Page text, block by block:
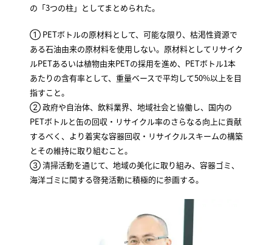
の「3つの柱」としてまとめられた。
① PETボトルの原材料として、可能な限り、枯渇性資源で
ある石油由来の原材料を使用しない。原材料としてリサイク
ルPETあるいは植物由来PETの採用を進め、PETボトル1本
あたりの含有率として、重量ベースで平均して50%以上を目
指すこと。
② 政府や自治体、飲料業界、地域社会と協働し、国内の
PETボトルと缶の回収・リサイクル率のさらなる向上に貢献
するべく、より着実な容器回収・リサイクルスキームの構築
とその維持に取り組むこと。
③ 清掃活動を通じて、地域の美化に取り組み、容器ゴミ、
海洋ゴミに関する啓発活動に積極的に参画する。